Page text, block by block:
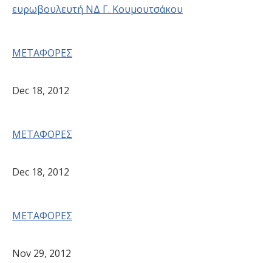
ευρωβουλευτή ΝΔ Γ. Κουμουτσάκου
ΜΕΤΑΦΟΡΕΣ
Dec 18, 2012
ΜΕΤΑΦΟΡΕΣ
Dec 18, 2012
ΜΕΤΑΦΟΡΕΣ
Nov 29, 2012